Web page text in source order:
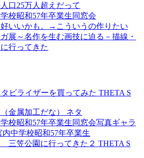
口25万人超えだって
校昭和57年卒業生同窓会
いいかも。→こういうの作りたい
ガ展～名作を生む画技に迫る－描線・
行ってきた
ビライザーを買ってみた THETA S
金属加工だな） ネタ
校昭和57年卒業生同窓会写真ギャラ
内中学校昭和57年卒業生
三笠公園に行ってきた２ THETA S